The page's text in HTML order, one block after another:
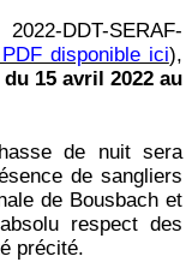
DDT-SERAF-
disponible ici),
du 15 avril 2022 au
de nuit sera
de sangliers
de Bousbach et
respect des
précité.